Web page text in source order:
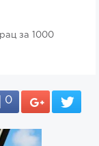
за 1000
0